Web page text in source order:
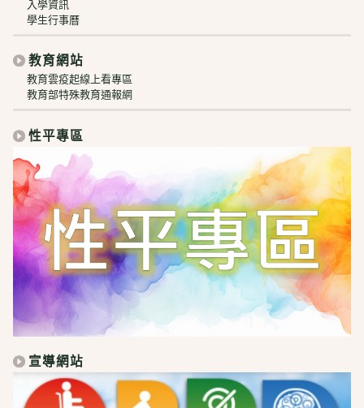
入學資訊
學生行事曆
教育網站
教育雲疫起線上看專區
教育部特殊教育通報網
性平專區
宣導網站